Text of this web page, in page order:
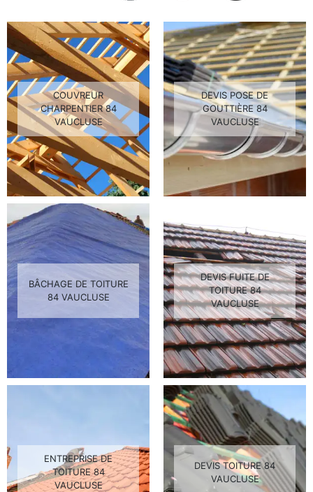
COUVREUR
CHARPENTIER 84
VAUCLUSE
DEVIS POSE DE
GOUTTIÈRE 84
VAUCLUSE
BÂCHAGE DE TOITURE
84 VAUCLUSE
DEVIS FUITE DE
TOITURE 84
VAUCLUSE
ENTREPRISE DE
TOITURE 84
VAUCLUSE
DEVIS TOITURE 84
VAUCLUSE